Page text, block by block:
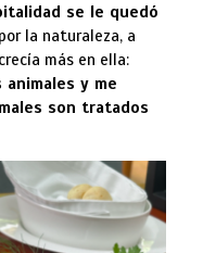
se le quedó
la naturaleza, a
más en ella:
y me
son tratados